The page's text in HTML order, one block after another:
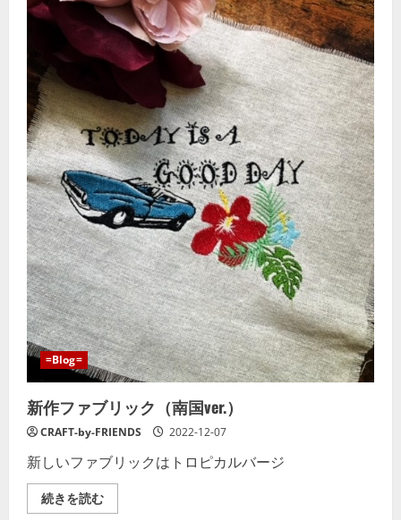
レ
ワ
ッ
ペ
ン
が
る
ま
で・・
の
詳
細
を
ご
覧
く
だ
さ
い
=Blog=
新作ファブリック（南国ver.）
CRAFT-by-FRIENDS 2022-12-07
新しいファブリックはトロピカルバージ
続きを読む新
作